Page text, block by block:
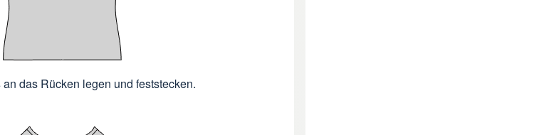
das Rücken legen und feststecken.